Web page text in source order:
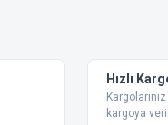
görüntülenemiyor.
bulunuyor.
Hızlı
kargoya